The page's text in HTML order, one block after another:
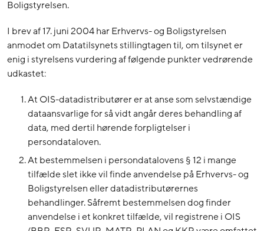
Boligstyrelsen.
I brev af 17. juni 2004 har Erhvervs- og Boligstyrelsen
anmodet om Datatilsynets stillingtagen til, om tilsynet er
enig i styrelsens vurdering af følgende punkter vedrørende
udkastet:
At OIS-datadistributører er at anse som selvstændige
dataansvarlige for så vidt angår deres behandling af
data, med dertil hørende forpligtelser i
persondataloven.
At bestemmelsen i persondatalovens § 12 i mange
tilfælde slet ikke vil finde anvendelse på Erhvervs- og
Boligstyrelsen eller datadistributørernes
behandlinger. Såfremt bestemmelsen dog finder
anvendelse i et konkret tilfælde, vil registrene i OIS